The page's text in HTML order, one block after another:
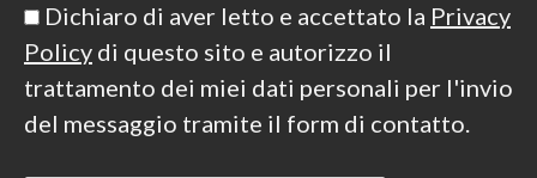
Dichiaro di aver letto e accettato la Privacy
Policy di questo sito e autorizzo il
trattamento dei miei dati personali per l'invio
del messaggio tramite il form di contatto.